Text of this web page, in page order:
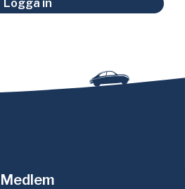
Logga in
Medlem